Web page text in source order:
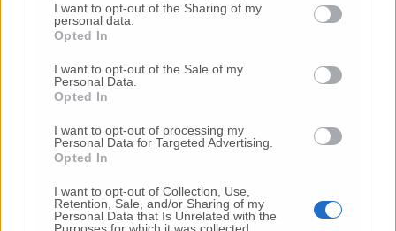
I want to opt-out of the Sharing of my
personal data.
Opted In
I want to opt-out of the Sale of my
Personal Data.
Opted In
I want to opt-out of processing my
Personal Data for Targeted Advertising.
Opted In
I want to opt-out of Collection, Use,
Retention, Sale, and/or Sharing of my
Personal Data that Is Unrelated with the
Gli articoli più letti
24 Lug-Bimbi costretti a colpirsi da soli
e lasciati al
orrore all’asilo, arrestate due educatrici
prima la lite, poi la furia col coltello
-Femminicidio a Loreto.Donna uccisa a